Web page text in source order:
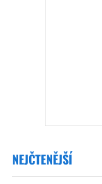
NEJČTENĚJŠÍ